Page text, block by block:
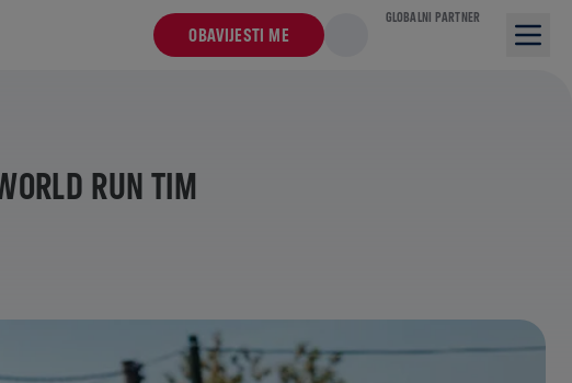
OBAVIJESTI ME
GLOBALNI PARTNER
RUN TIM